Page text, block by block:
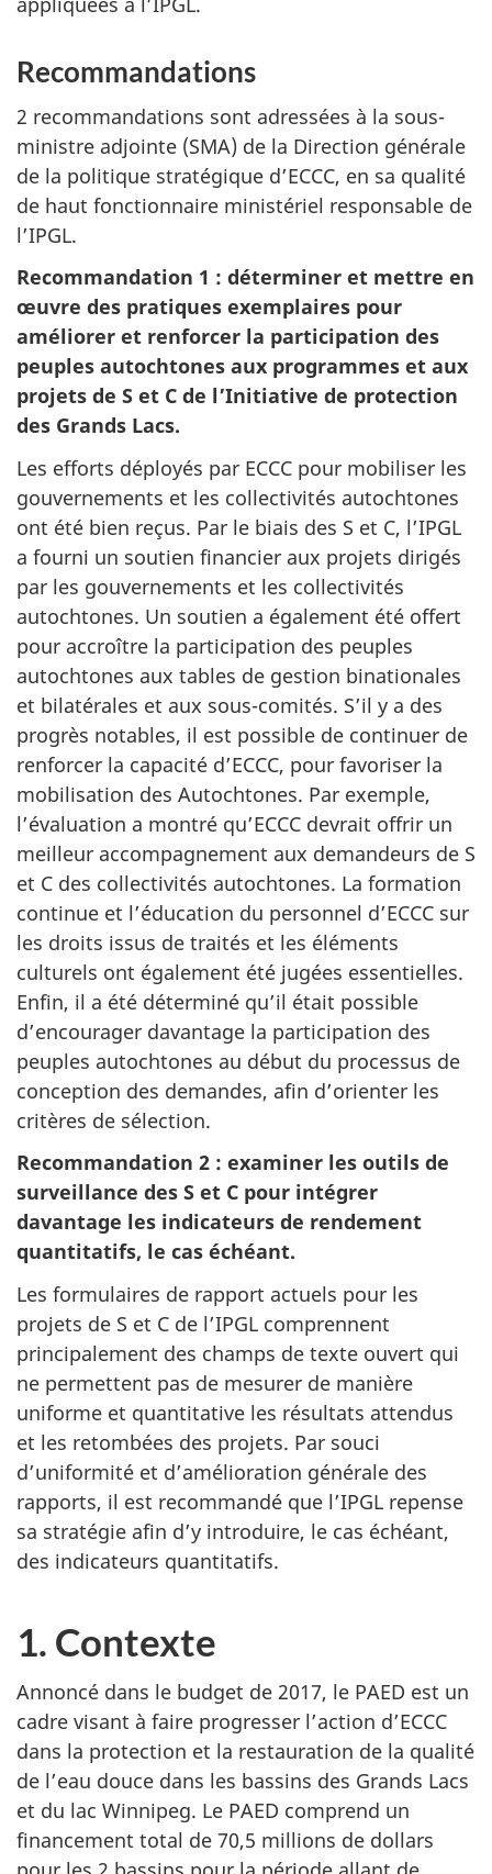
Recommandations
2 recommandations sont adressées à la sous-
ministre adjointe (SMA) de la Direction générale
de la politique stratégique d’ECCC, en sa qualité
de haut fonctionnaire ministériel responsable de
l’IPGL.
Recommandation 1 : déterminer et mettre en
œuvre des pratiques exemplaires pour
améliorer et renforcer la participation des
peuples autochtones aux programmes et aux
projets de S et C de l’Initiative de protection
des Grands Lacs.
Les efforts déployés par ECCC pour mobiliser les
gouvernements et les collectivités autochtones
ont été bien reçus. Par le biais des S et C, l’IPGL
a fourni un soutien financier aux projets dirigés
par les gouvernements et les collectivités
autochtones. Un soutien a également été offert
pour accroître la participation des peuples
autochtones aux tables de gestion binationales
et bilatérales et aux sous-comités. S’il y a des
progrès notables, il est possible de continuer de
renforcer la capacité d’ECCC, pour favoriser la
mobilisation des Autochtones. Par exemple,
l’évaluation a montré qu’ECCC devrait offrir un
meilleur accompagnement aux demandeurs de S
et C des collectivités autochtones. La formation
continue et l’éducation du personnel d’ECCC sur
les droits issus de traités et les éléments
culturels ont également été jugées essentielles.
Enfin, il a été déterminé qu’il était possible
d’encourager davantage la participation des
peuples autochtones au début du processus de
conception des demandes, afin d’orienter les
critères de sélection.
Recommandation 2 : examiner les outils de
surveillance des S et C pour intégrer
davantage les indicateurs de rendement
quantitatifs, le cas échéant.
Les formulaires de rapport actuels pour les
projets de S et C de l’IPGL comprennent
principalement des champs de texte ouvert qui
ne permettent pas de mesurer de manière
uniforme et quantitative les résultats attendus
et les retombées des projets. Par souci
d’uniformité et d’amélioration générale des
rapports, il est recommandé que l’IPGL repense
sa stratégie afin d’y introduire, le cas échéant,
des indicateurs quantitatifs.
1. Contexte
Annoncé dans le budget de 2017, le PAED est un
cadre visant à faire progresser l’action d’ECCC
dans la protection et la restauration de la qualité
de l’eau douce dans les bassins des Grands Lacs
et du lac Winnipeg. Le PAED comprend un
financement total de 70,5 millions de dollars